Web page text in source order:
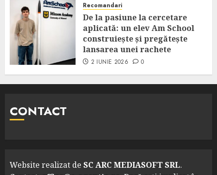
Recomandari
De la pasiune la cercetare
aplicată: un elev Am School
construiește și pregătește
lansarea unei rachete
2 IUNIE 2026 0
CONTACT
Website realizat de SC ARC MEDIASOFT SRL.